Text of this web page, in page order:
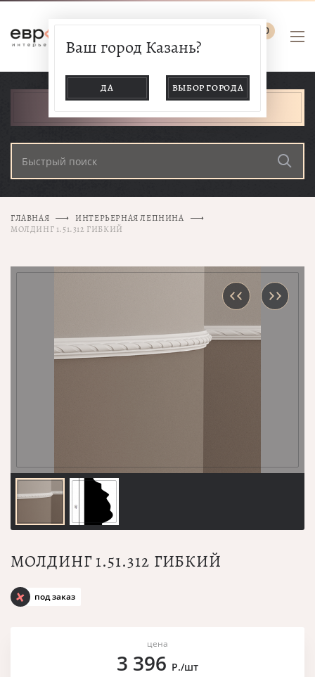
0
Ваш город Казань?
ДА ВЫБОР ГОРОДА
ГЛАВНАЯ
ИНТЕРЬЕРНАЯ ЛЕПНИНА
МОЛДИНГ 1.51.312 ГИБКИЙ
МОЛДИНГ 1.51.312 ГИБКИЙ
под заказ
цена
3 396 Р./шт